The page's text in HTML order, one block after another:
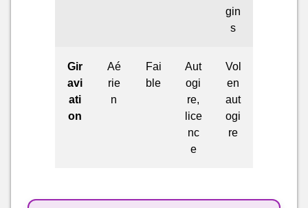
gin
s
Gir
avi
ati
on
Aé
rie
n
Fai
ble
Aut
ogi
re,
lice
nc
e
Vol
en
aut
ogi
re